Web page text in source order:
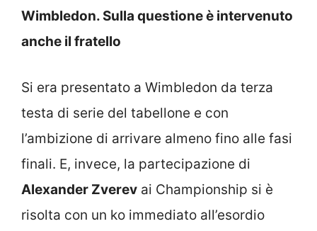
Wimbledon. Sulla questione è intervenuto
anche il fratello
Si era presentato a Wimbledon da terza
testa di serie del tabellone e con
l’ambizione di arrivare almeno fino alle fasi
finali. E, invece, la partecipazione di
Alexander Zverev ai Championship si è
risolta con un ko immediato all’esordio